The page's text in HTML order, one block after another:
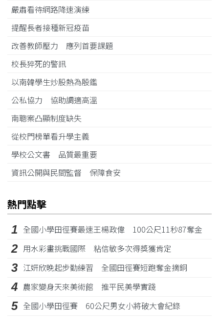
嚴肅看待網路降速演練
提醒長者接種新冠疫苗
改善教師壓力 應列首要課題
校長猝死的警訊
以南韓學生炒股熱為殷鑑
公私協力 協助調適高溫
南聰案凸顯制度缺失
從校門榜單看升學主義
學校公文書 品質最重要
資訊公開與民間監督 保障食安
熱門點擊
1 全國小學田徑賽最速王楊政偉 100公尺11秒87奪金
2 用水彩畫挑戰國際 粘信敏多次得獎獲肯定
3 江姸欣晚起步勤練習 全國田徑賽短跑奪金摘銅
4 農家變身天來美術館 推平民美學實踐
5 全國小學田徑賽 60公尺男女小將破大會紀錄